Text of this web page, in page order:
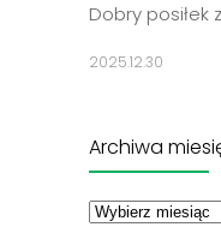
Dobry posiłek
2025.12.30
2024.12.27
Dobry posiłek
Archiwa
miesięczne